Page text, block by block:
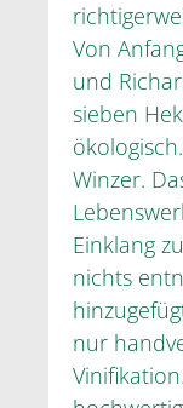
Von
und
sieben
Winzer.
Einklang
nichts
nur